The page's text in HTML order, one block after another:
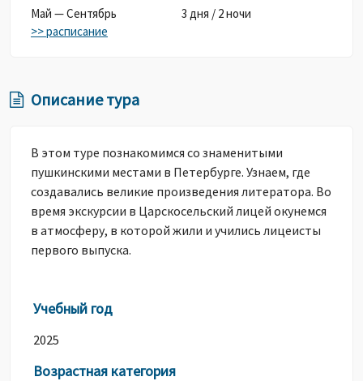
Май — Сентябрь
>> расписание
3 дня / 2 ночи
Описание тура
В этом туре познакомимся со знаменитыми
пушкинскими местами в Петербурге. Узнаем, где
создавались великие произведения литератора. Во
время экскурсии в Царскосельский лицей окунемся
в атмосферу, в которой жили и учились лицеисты
первого выпуска.
Учебный год
2025
Возрастная категория